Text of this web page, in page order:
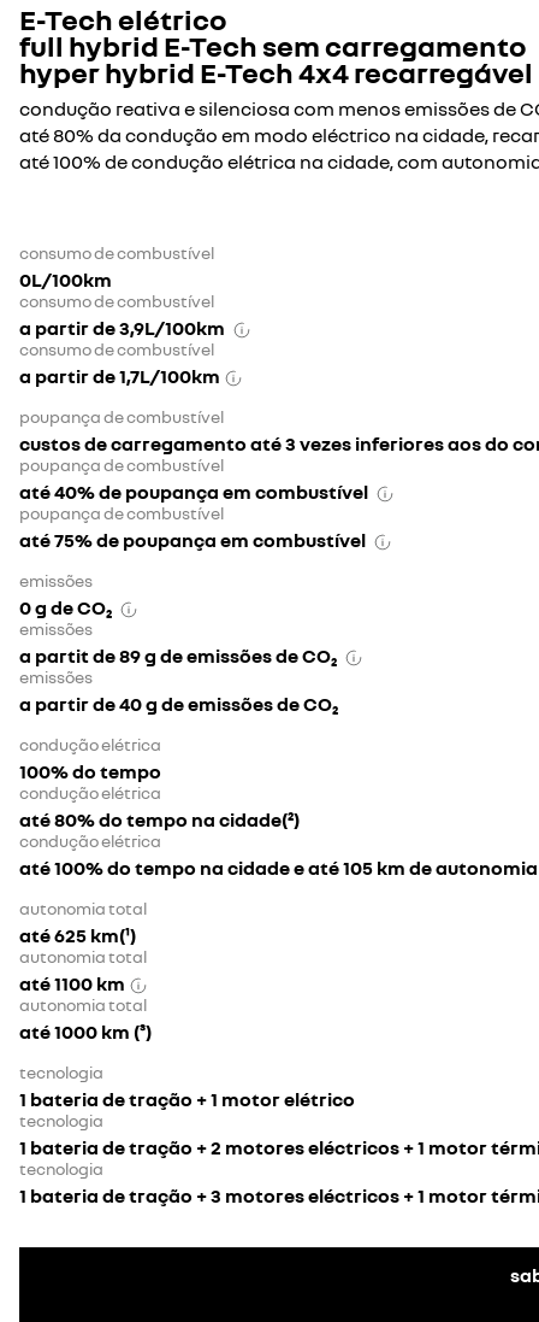
E-Tech elétrico
full hybrid E-Tech sem carregamento
hyper hybrid E-Tech 4x4 recarregável
condução reativa e silenciosa com menos emissões de
até 80% da condução em modo eléctrico na cidade,
até 100% de condução elétrica na cidade, com
consumo de combustível
0L/100km
consumo de combustível
a partir de 3,9L/100km
consumo de combustível
a partir de 1,7L/100km
poupança de combustível
custos de carregamento até 3 vezes inferiores aos do
poupança de combustível
até 40% de poupança em combustível
poupança de combustível
até 75% de poupança em combustível
emissões
0 g de CO₂
emissões
a partit de 89 g de emissões de CO₂
emissões
a partir de 40 g de emissões de CO₂
condução elétrica
100% do tempo
condução elétrica
até 80% do tempo na cidade(²)
condução elétrica
até 100% do tempo na cidade e até 105 km de
autonomia total
até 625 km(¹)
autonomia total
até 1100 km
autonomia total
até 1000 km (³)
tecnologia
1 bateria de tração + 1 motor elétrico
tecnologia
1 bateria de tração + 2 motores eléctricos + 1 motor
tecnologia
1 bateria de tração + 3 motores eléctricos + 1 motor